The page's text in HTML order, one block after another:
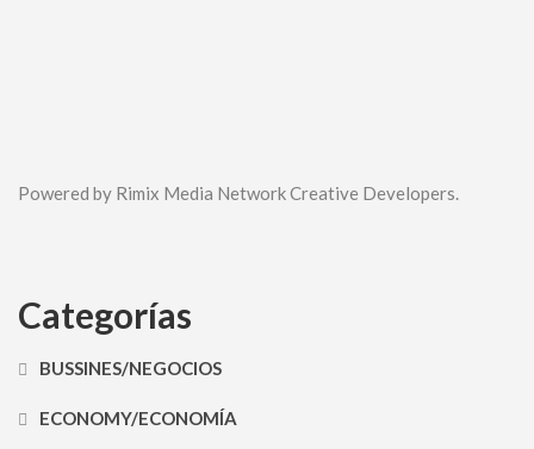
Powered by Rimix Media Network Creative Developers.
Categorías
BUSSINES/NEGOCIOS
ECONOMY/ECONOMÍA